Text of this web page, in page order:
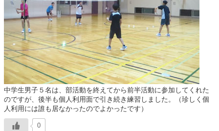
中学生男子５名は、部活動を終えてから前半活動に参加してくれた
のですが、後半も個人利用面で引き続き練習しました。（珍しく個
人利用には誰も居なかったのでよかったです）
0